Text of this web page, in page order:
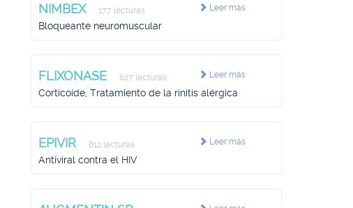
Leer más
NIMBEX 177 lecturas
Bloqueante neuromuscular
Leer más
FLIXONASE 627 lecturas
Corticoide, Tratamiento de la rinitis alérgica
Leer más
EPIVIR 612 lecturas
Antiviral contra el HIV